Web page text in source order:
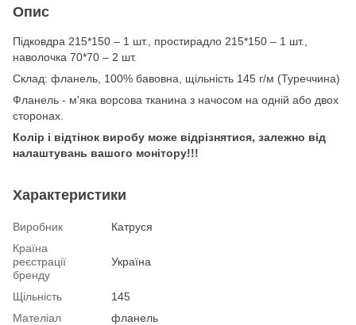
Опис
Підковдра 215*150 – 1 шт., простирадло 215*150 – 1 шт.,
наволочка 70*70 – 2 шт.
Склад: фланель, 100% бавовна, щільність 145 г/м (Туреччина)
Фланель - м'яка ворсова тканина з начосом на одній або двох
сторонах.
Колір і відтінок виробу може відрізнятися, залежно від
налаштувань вашого монітору!!!
Характеристики
Виробник
Катруся
Країна
реєстрації
бренду
Україна
Щільність
145
Мателіал
фланель